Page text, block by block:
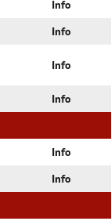
Info
Info
Info
Info
Info
Info